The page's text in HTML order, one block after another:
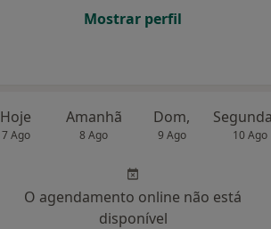
Mostrar perfil
Hoje
7 Ago
Amanhã
8 Ago
Dom,
9 Ago 10 Ago
O agendamento online não está
disponível